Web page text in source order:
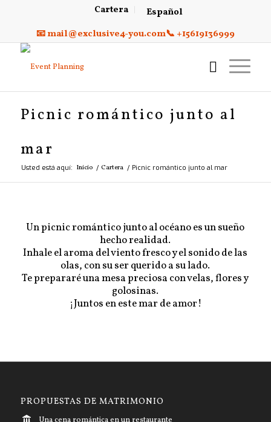
Cartera
Español
📧 mail@exclusive4-you.com📞 +15619136999
Picnic romántico junto al
mar
Usted está aquí: Inicio / Cartera / Picnic romántico junto al mar
Un picnic romántico junto al océano es un sueño
hecho realidad.
Inhale el aroma del viento fresco y el sonido de las
olas, con su ser querido a su lado.
Te prepararé una mesa preciosa con velas, flores y
golosinas.
¡Juntos en este mar de amor!
PROPUESTAS DE MATRIMONIO